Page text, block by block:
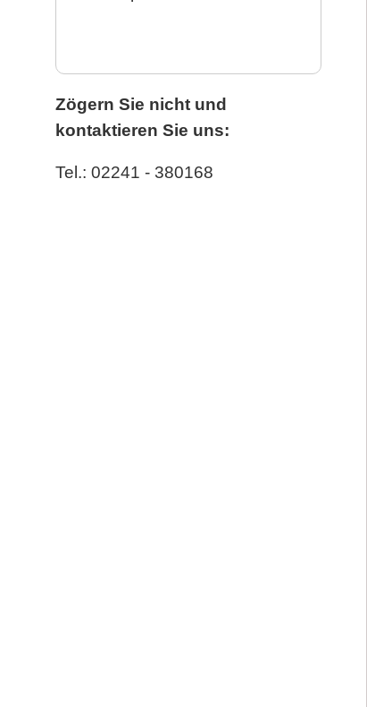
Zögern Sie nicht und
kontaktieren Sie uns:
Tel.: 02241 - 380168